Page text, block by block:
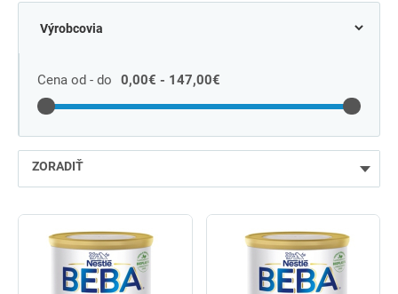
Cena od - do 0,00€ - 147,00€
ZORADIŤ